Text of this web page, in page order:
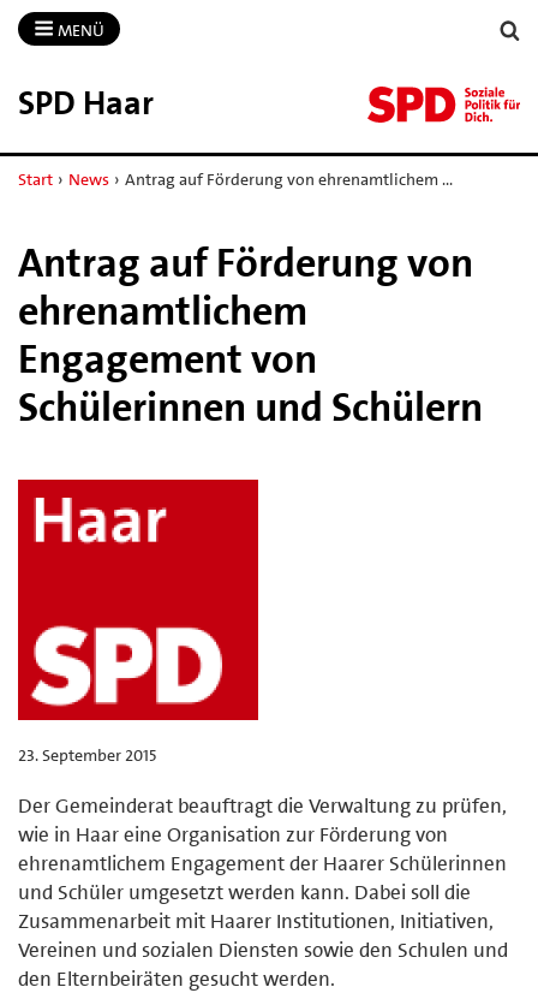
MENÜ
SPD Haar
Start › News › Antrag auf Förderung von ehrenamtlichem …
Antrag auf Förderung von
ehrenamtlichem
Engagement von
Schülerinnen und Schülern
23. September 2015
Der Gemeinderat beauftragt die Verwaltung zu prüfen,
wie in Haar eine Organisation zur Förderung von
ehrenamtlichem Engagement der Haarer Schülerinnen
und Schüler umgesetzt werden kann. Dabei soll die
Zusammenarbeit mit Haarer Institutionen, Initiativen,
Vereinen und sozialen Diensten sowie den Schulen und
den Elternbeiräten gesucht werden.